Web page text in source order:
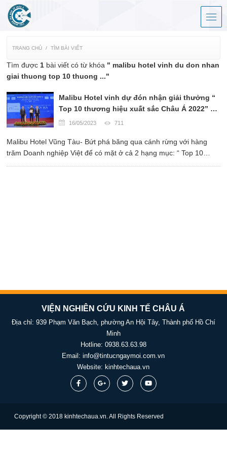
TRANG CHỦ TÌM BÀI VIẾT
Tìm được 1 bài viết có từ khóa " malibu hotel vinh du don nhan
giai thuong top 10 thuong ..."
Malibu Hotel vinh dự đón nhận giải thưởng “
Top 10 thương hiệu xuất sắc Châu Á 2022” và
“ Huy Chương Vàng Dịch vụ du lịch lưu trú
16/05/2023 711
Malibu Hotel Vũng Tàu- Bứt phá băng qua cánh rừng với hàng
trăm Doanh nghiệp Việt để có mặt ở cả 2 hạng mục: “ Top 10
VIỆN NGHIÊN CỨU KINH TẾ CHÂU Á
Địa chỉ: 939 Phạm Văn Bạch, phường An Hội Tây, Thành phố Hồ Chí
Minh
Hotline: 0938.63.63.98
Email:info@tintucngaymoi.com.vn
Website: kinhtechaua.vn
Copyright © 2018 kinhtechaua.vn. All Rights Reserved